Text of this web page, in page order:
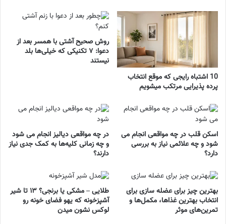
10 اشتباه رایجی که موقع انتخاب
پرده پذیرایی مرتکب میشویم
روش صحیح آشتی با همسر بعد از
دعوا: ۷ تکنیکی که خیلی‌ها بلد
نیستند
اسکن قلب در چه مواقعی انجام می
شود و چه علائمی نیاز به بررسی
دارد؟
در چه مواقعی دیالیز انجام می شود
و چه زمانی کلیه‌ها به کمک جدی نیاز
دارند؟
بهترین چیز برای عضله سازی برای
انتخاب بهترین غذاها، مکمل‌ها و
تمرین‌های موثر
طلایی – مشکی یا برنجی؟ ۱۳ تا شیر
آشپزخونه که یهو فضای خونه رو
لوکس نشون میدن